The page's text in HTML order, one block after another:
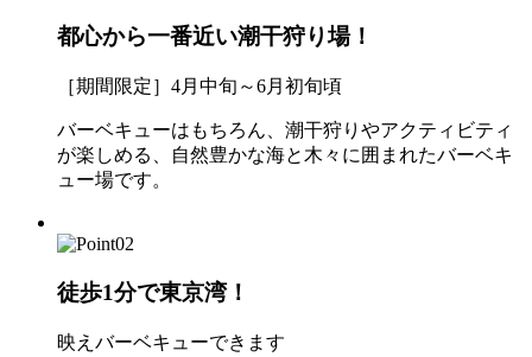
都心から一番近い潮干狩り場！
［期間限定］4月中旬～6月初旬頃
バーベキューはもちろん、潮干狩りやアクティビティ
が楽しめる、自然豊かな海と木々に囲まれたバーベキ
ュー場です。
徒歩1分で東京湾！
映えバーベキューできます